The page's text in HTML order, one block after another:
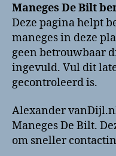
Maneges De Bilt
Deze pagina helpt
maneges in deze
geen betrouwbaar
ingevuld. Vul dit
gecontroleerd is.
Alexander
Maneges De Bilt.
om sneller